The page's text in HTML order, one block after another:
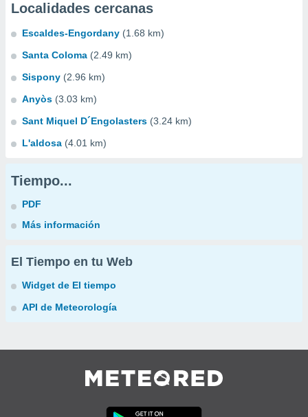
Localidades cercanas
Escaldes-Engordany (1.68 km)
Santa Coloma (2.49 km)
Sispony (2.96 km)
Anyòs (3.03 km)
Sant Miquel D´Engolasters (3.24 km)
L'aldosa (4.01 km)
Tiempo...
PDF
Más información
El Tiempo en tu Web
Widget de El tiempo
API de Meteorología